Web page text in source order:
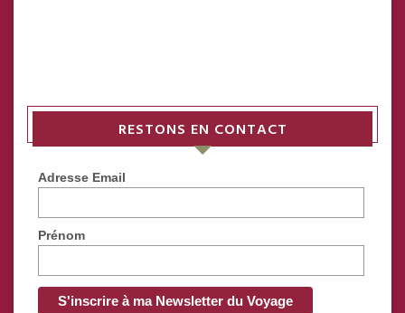
RESTONS EN CONTACT
Adresse Email
Prénom